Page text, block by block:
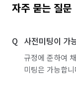
자주 묻는 질문
사전미팅이 가
규정에 준하여
미팅은 가능합